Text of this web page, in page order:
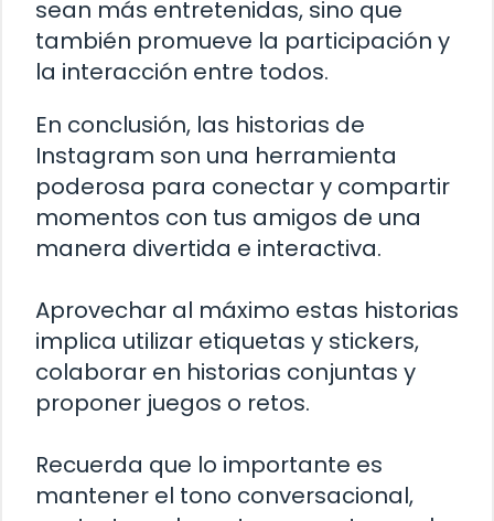
sean más entretenidas, sino que
también promueve la participación y
la interacción entre todos.
En conclusión, las historias de
Instagram son una herramienta
poderosa para conectar y compartir
momentos con tus amigos de una
manera divertida e interactiva.
Aprovechar al máximo estas historias
implica utilizar etiquetas y stickers,
colaborar en historias conjuntas y
proponer juegos o retos.
Recuerda que lo importante es
mantener el tono conversacional,